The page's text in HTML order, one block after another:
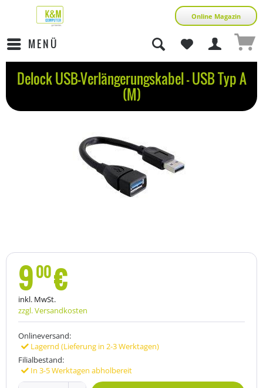
Online Magazin
MENÜ
Delock USB-Verlängerungskabel - USB Typ A
(M)
900€
inkl. MwSt.
zzgl. Versandkosten
Onlineversand:
Lagernd (Lieferung in 2-3 Werktagen)
Filialbestand:
In 3-5 Werktagen abholbereit